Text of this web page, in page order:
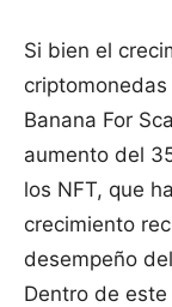
Si bien el
Banana For
aumento del
los NFT, que
crecimiento
desempeño
Dentro de